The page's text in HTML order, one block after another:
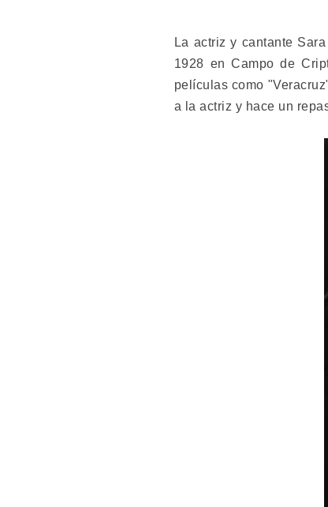
La actriz y cantante
1928 en Campo de
películas como
a la actriz y hace un